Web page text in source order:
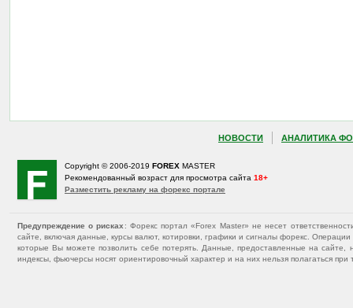
НОВОСТИ АНАЛИТИКА
Copyright © 2006-2019 FOREX MASTER
Рекомендованный возраст для просмотра сайта 18+
Разместить рекламу на форекс портале
Предупреждение о рисках : Форекс портал «Forex Master» не несет
сайте, включая данные, курсы валют, котировки, графики и сигналы форекс.
которые Вы можете позволить себе потерять. Данные, предоставленные на
индексы, фьючерсы носят ориентировочный характер и на них нельзя полагаться при